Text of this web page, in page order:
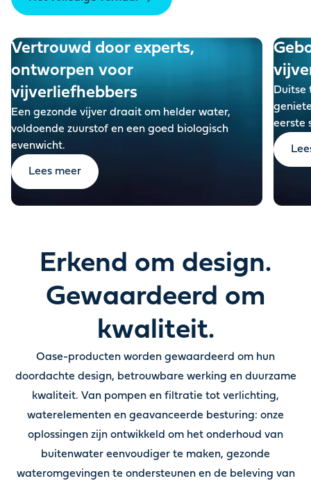
Vertrouwd door experts,
ontworpen voor
vijverliefhebbers
Een gezonde vijver draait om helder water,
voldoende zuurstof en een goed biologisch
evenwicht.
Lees meer
Duitse
eerste
Erkend om design.
Gewaardeerd om
kwaliteit.
Oase-producten worden gewaardeerd om hun
doordachte design, betrouwbare werking en duurzame
kwaliteit. Van pompen en filtratie tot verlichting,
waterelementen en geavanceerde besturing: onze
oplossingen zijn ontwikkeld om het onderhoud van
buitenwater eenvoudiger te maken, gezonde
wateromgevingen te ondersteunen en de beleving van